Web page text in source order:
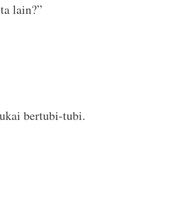
lain?”
bertubi-tubi.